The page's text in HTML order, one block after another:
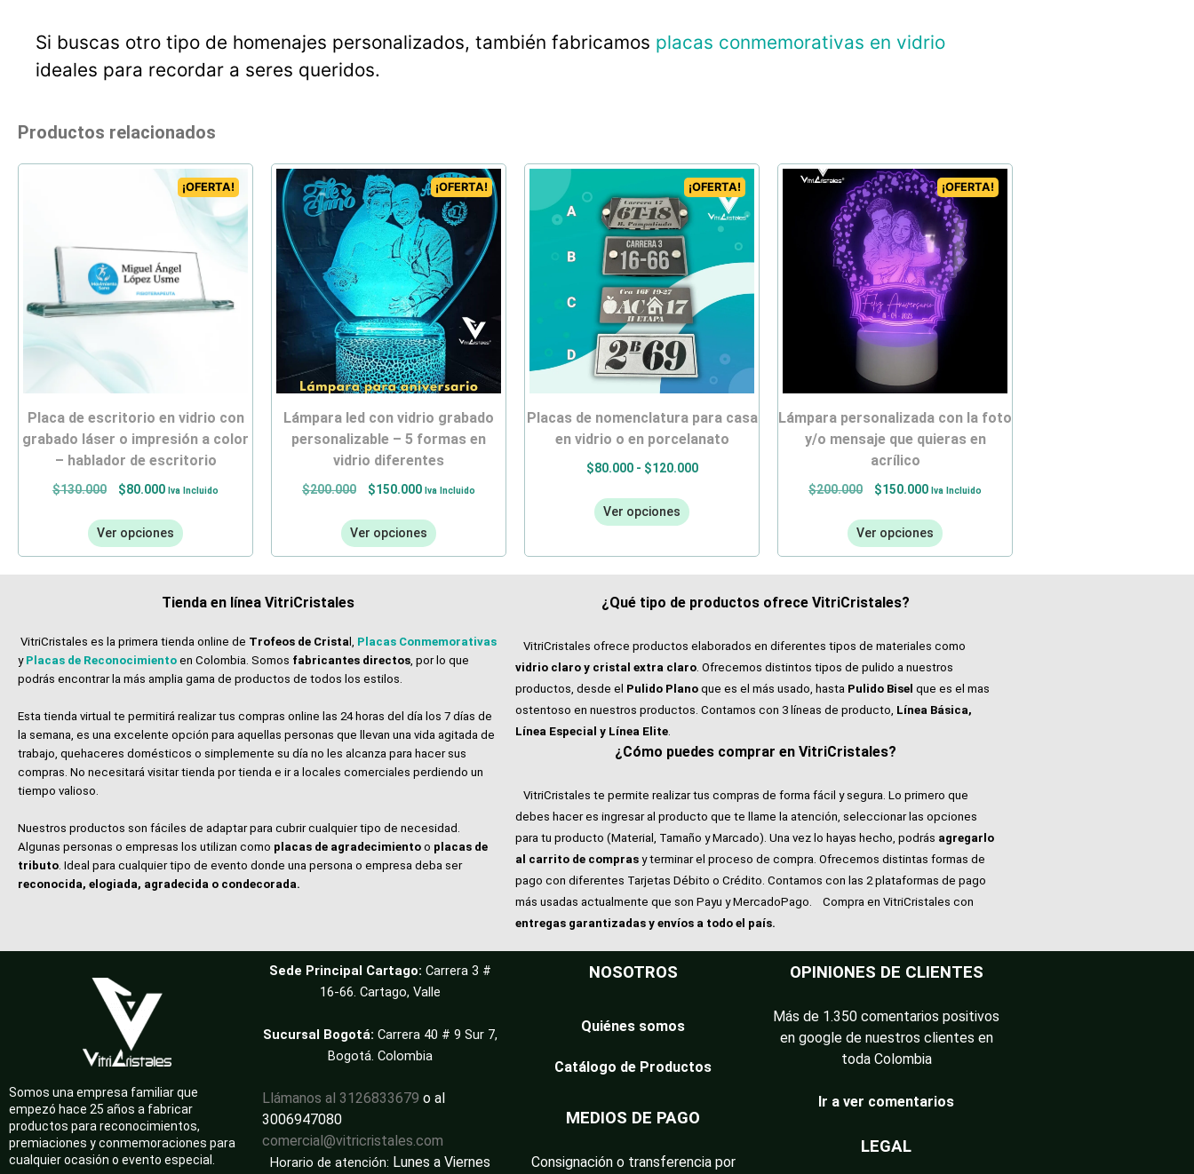
Si buscas otro tipo de homenajes personalizados, también fabricamos placas conmemorativas en vidrio
ideales para recordar a seres queridos.
Productos relacionados
¡OFERTA!
placa de escritorio en vidrio con
grabado láser o impresión a color
– hablador de escritorio
$130.000 $80.000 Iva Incluido
Ver opciones
¡OFERTA!
lámpara led con vidrio grabado
personalizable – 5 formas en
vidrio diferentes
$200.000 $150.000 Iva Incluido
Ver opciones
¡OFERTA!
placas de nomenclatura para casa
en vidrio o en porcelanato
$80.000 - $120.000
Ver opciones
¡OFERTA!
lámpara personalizada con la foto
y/o mensaje que quieras en
acrílico
$200.000 $150.000 Iva Incluido
Ver opciones
Tienda en línea VitriCristales
VitriCristales es la primera tienda online de Trofeos de Crista l, Placas Conmemorativas
y Placas de Reconocimiento en Colombia. Somos fabricantes directos, por lo que
podrás encontrar la más amplia gama de productos de todos los estilos.
Esta tienda virtual te permitirá realizar tus compras online las 24 horas del día los 7 días de
la semana, es una excelente opción para aquellas personas que llevan una vida agitada de
trabajo, quehaceres domésticos o simplemente su día no les alcanza para hacer sus
compras. No necesitará visitar tienda por tienda e ir a locales comerciales perdiendo un
tiempo valioso.
Nuestros productos son fáciles de adaptar para cubrir cualquier tipo de necesidad.
Algunas personas o empresas los utilizan como placas de agradecimiento o placas de
tributo. Ideal para cualquier tipo de evento donde una persona o empresa deba ser
reconocida, elogiada, agradecida o condecorada.
¿Qué tipo de productos ofrece VitriCristales?
VitriCristales ofrece productos elaborados en diferentes tipos de materiales como
vidrio claro y cristal extra claro. Ofrecemos distintos tipos de pulido a nuestros
productos, desde el Pulido Plano que es el más usado, hasta Pulido Bisel que es el mas
ostentoso en nuestros productos. Contamos con 3 líneas de producto, Línea Básica,
Línea Especial y Línea Elite.
¿Cómo puedes comprar en VitriCristales?
VitriCristales te permite realizar tus compras de forma fácil y segura. Lo primero que
debes hacer es ingresar al producto que te llame la atención, seleccionar las opciones
para tu producto (Material, Tamaño y Marcado). Una vez lo hayas hecho, podrás agregarlo
al carrito de compras y terminar el proceso de compra. Ofrecemos distintas formas de
pago con diferentes Tarjetas Débito o Crédito. Contamos con las 2 plataformas de pago
más usadas actualmente que son Payu y MercadoPago.
Compra en VitriCristales con
entregas garantizadas y envíos a todo el país.
Somos una empresa familiar que
empezó hace 25 años a fabricar
productos para reconocimientos,
premiaciones y conmemoraciones para
cualquier ocasión o evento especial.
Sede Principal Cartago: Carrera 3 #
16-66. Cartago, Valle
Sucursal Bogotá: Carrera 40 # 9 Sur 7,
Bogotá. Colombia
Llámanos al 3126833679 o al
3006947080
comercial@vitricristales.com
Horario de atención: Lunes a Viernes
NOSOTROS
Quiénes somos
Catálogo de Productos
MEDIOS DE PAGO
Consignación o transferencia por
OPINIONES DE CLIENTES
Más de 1.350 comentarios positivos
en google de nuestros clientes en
toda Colombia
Ir a ver comentarios
LEGAL